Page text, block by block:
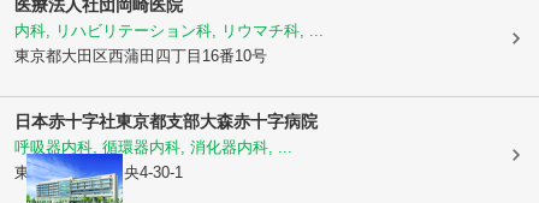
医療法人社団岡崎医院
内科, リハビリテーション科, リウマチ科, ...
東京都大田区西蒲田四丁目16番10号
日本赤十字社東京都支部大森赤十字病院
呼吸器内科, 循環器内科, 消化器内科, ...
東京都大田区中央4-30-1